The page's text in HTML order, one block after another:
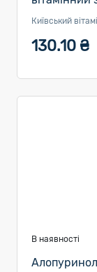
Київський
130.10 ₴
В наявності